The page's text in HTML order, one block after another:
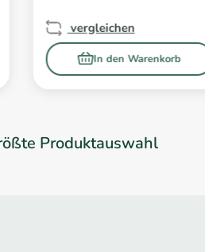
In den Warenkorb
vergleichen
Produktauswahl